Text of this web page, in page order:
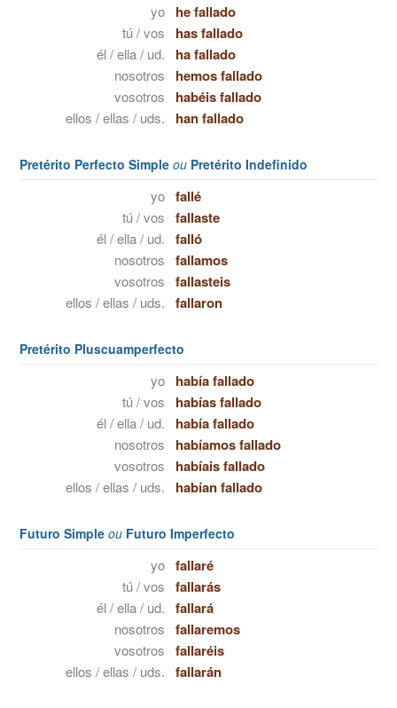
yo he fallado
tú / vos has fallado
él / ella / ud. ha fallado
nosotros hemos fallado
vosotros habéis fallado
ellos / ellas / uds. han fallado
Pretérito Perfecto Simple ou Pretérito Indefinido
yo fallé
tú / vos fallaste
él / ella / ud. falló
nosotros fallamos
vosotros fallasteis
ellos / ellas / uds. fallaron
Pretérito Pluscuamperfecto
yo había fallado
tú / vos habías fallado
él / ella / ud. había fallado
nosotros habíamos fallado
vosotros habíais fallado
ellos / ellas / uds. habían fallado
Futuro Simple ou Futuro Imperfecto
yo fallaré
tú / vos fallarás
él / ella / ud. fallará
nosotros fallaremos
vosotros fallaréis
ellos / ellas / uds. fallarán